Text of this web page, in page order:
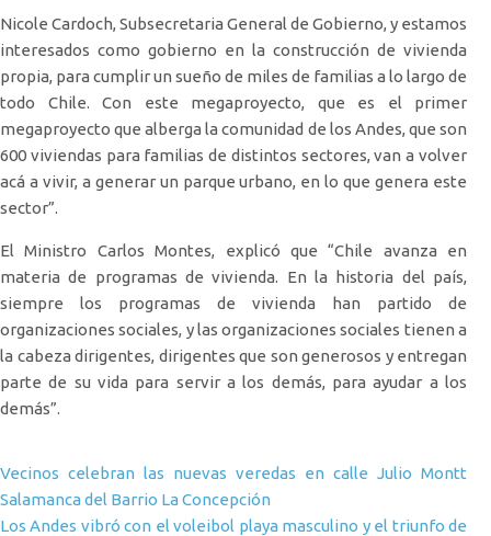
Nicole Cardoch, Subsecretaria General de Gobierno, y estamos
interesados como gobierno en la construcción de vivienda
propia, para cumplir un sueño de miles de familias a lo largo de
todo Chile. Con este megaproyecto, que es el primer
megaproyecto que alberga la comunidad de los Andes, que son
600 viviendas para familias de distintos sectores, van a volver
acá a vivir, a generar un parque urbano, en lo que genera este
sector”.
El Ministro Carlos Montes, explicó que “Chile avanza en
materia de programas de vivienda. En la historia del país,
siempre los programas de vivienda han partido de
organizaciones sociales, y las organizaciones sociales tienen a
la cabeza dirigentes, dirigentes que son generosos y entregan
parte de su vida para servir a los demás, para ayudar a los
demás”.
Navegación de entradas
Vecinos celebran las nuevas veredas en calle Julio Montt
Salamanca del Barrio La Concepción
Los Andes vibró con el voleibol playa masculino y el triunfo de